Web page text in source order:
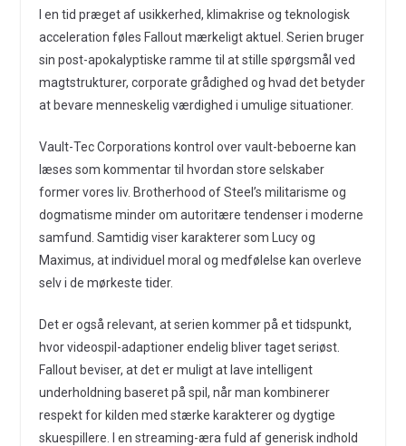
I en tid præget af usikkerhed, klimakrise og teknologisk
acceleration føles Fallout mærkeligt aktuel. Serien bruger
sin post-apokalyptiske ramme til at stille spørgsmål ved
magtstrukturer, corporate grådighed og hvad det betyder
at bevare menneskelig værdighed i umulige situationer.
Vault-Tec Corporations kontrol over vault-beboerne kan
læses som kommentar til hvordan store selskaber
former vores liv. Brotherhood of Steel’s militarisme og
dogmatisme minder om autoritære tendenser i moderne
samfund. Samtidig viser karakterer som Lucy og
Maximus, at individuel moral og medfølelse kan overleve
selv i de mørkeste tider.
Det er også relevant, at serien kommer på et tidspunkt,
hvor videospil-adaptioner endelig bliver taget seriøst.
Fallout beviser, at det er muligt at lave intelligent
underholdning baseret på spil, når man kombinerer
respekt for kilden med stærke karakterer og dygtige
skuespillere. I en streaming-æra fuld af generisk indhold